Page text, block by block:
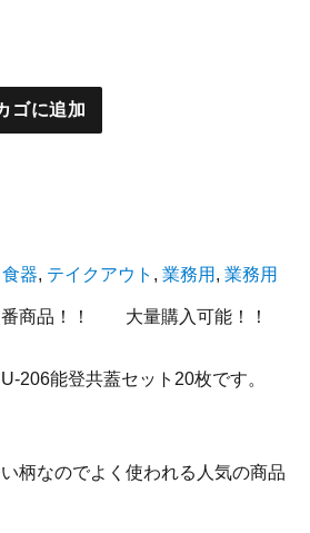
ゴに追加
器, テイクアウト , 業務用 , 業務用
商品！！ 大量購入可能！！
206能登共蓋セット20枚です。
柄なのでよく使われる人気の商品